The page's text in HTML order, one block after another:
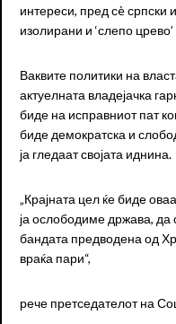
интереси, пред сè српски
изолирани и ‘слепо
Ваквите политики на
актуелната владејачка
биде на исправниот пат
биде демократска и
ја гледаат својата иднина.
„Крајната цел ќе биде
ја ослободиме држава, да
бандата предводена од
враќа пари“,
рече претседателот на